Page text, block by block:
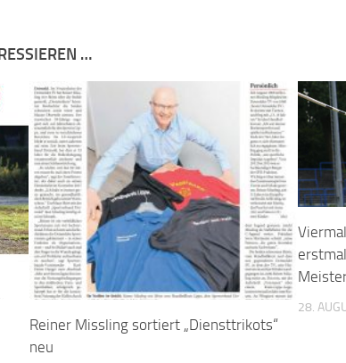
…
Reiner Missling sortiert „Diensttrikots“
neu
28.